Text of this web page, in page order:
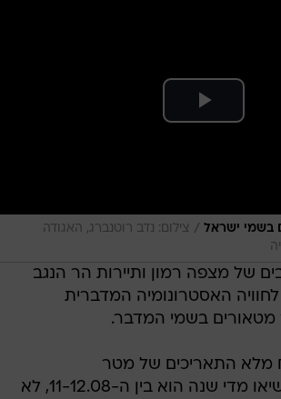
בשמי ישראל / צילום: נדב רוטנברג, האגודה
של מצפה רמון ותיירות הר הנגב
האסטרונומיה המדברית
בשמי המדבר.
מלא התאריכים של מטר
הפרסאידים, ששיאו מדי שנה הוא בין ה-11-12.08, לא